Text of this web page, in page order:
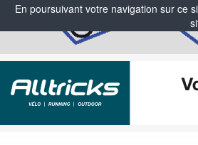
En poursuivant votre navigation sur ce